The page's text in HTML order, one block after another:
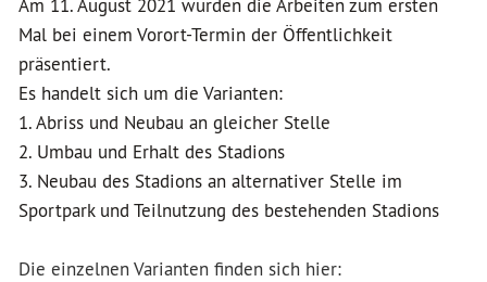
Am 11. August 2021 wurden die Arbeiten zum ersten
Mal bei einem Vorort-Termin der Öffentlichkeit
präsentiert.
Es handelt sich um die Varianten:
1. Abriss und Neubau an gleicher Stelle
2. Umbau und Erhalt des Stadions
3. Neubau des Stadions an alternativer Stelle im
Sportpark und Teilnutzung des bestehenden Stadions
Die einzelnen Varianten finden sich hier: